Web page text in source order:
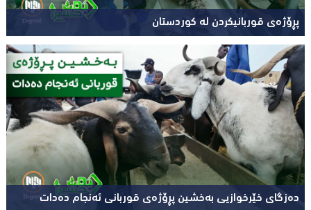
پڕۆژەی قوربانیکردن لە کوردستان
دەزگای خێرخوازیی بەخشین پڕۆژەی قوربانی ئەنجام دەدات